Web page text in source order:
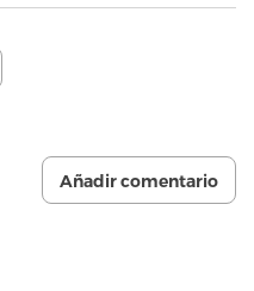
Añadir comentario